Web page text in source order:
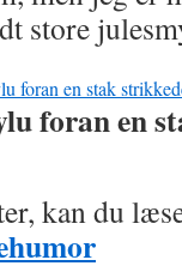
store
foran en
kan du